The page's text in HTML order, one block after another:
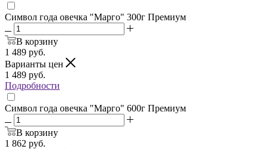
Символ года овечка "Марго" 300г Премиум
В корзину
1 489 руб.
Варианты цен
1 489 руб.
Подробности
Символ года овечка "Марго" 600г Премиум
В корзину
1 862 руб.